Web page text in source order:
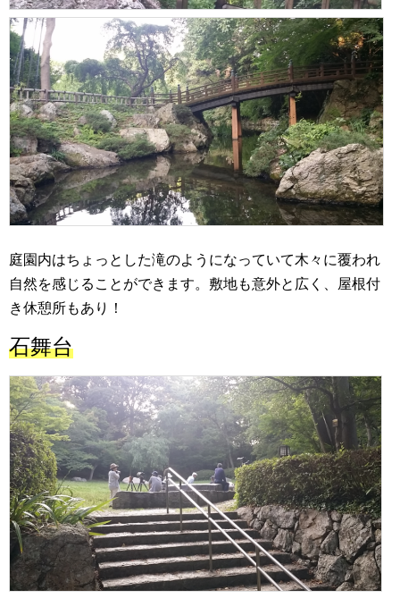
庭園内はちょっとした滝のようになっていて木々に覆われ
自然を感じることができます。敷地も意外と広く、屋根付
き休憩所もあり！
石舞台